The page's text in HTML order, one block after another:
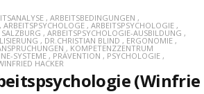
, ARBEITSBEDINGUNGEN ,
, ARBEITSPSYCHOLOGE , ARBEITSPSYCHOLOGIE ,
, ARBEITSPSYCHOLOGIE-AUSBILDUNG ,
, DR.CHRISTIAN BLIND , ERGONOMIE ,
, KOMPETENZZENTRUM
SYSTEME , PRÄVENTION , PSYCHOLOGIE ,
HACKER
(Winfrie